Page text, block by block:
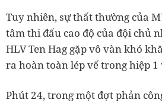
Tuy nhiên, sự thất thường của
tâm thi đấu cao độ của đội chủ
HLV Ten Hag gặp vô vàn khó
ra hoàn toàn lép vế trong hiệp 1
Phút 24, trong một đợt phản